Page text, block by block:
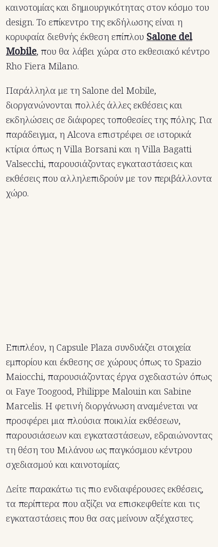
καινοτομίας και δημιουργικότητας στον κόσμο του
design. Το επίκεντρο της εκδήλωσης είναι η
κορυφαία διεθνής έκθεση επίπλου Salone del
Mobile, που θα λάβει χώρα στο εκθεσιακό κέντρο
Rho Fiera Milano. ​
Παράλληλα με τη Salone del Mobile,
διοργανώνονται πολλές άλλες εκθέσεις και
εκδηλώσεις σε διάφορες τοποθεσίες της πόλης. Για
παράδειγμα, η Alcova επιστρέφει σε ιστορικά
κτίρια όπως η Villa Borsani και η Villa Bagatti
Valsecchi, παρουσιάζοντας εγκαταστάσεις και
εκθέσεις που αλληλεπιδρούν με τον περιβάλλοντα
χώρο. ​
Επιπλέον, η Capsule Plaza συνδυάζει στοιχεία
εμπορίου και έκθεσης σε χώρους όπως το Spazio
Maiocchi, παρουσιάζοντας έργα σχεδιαστών όπως
οι Faye Toogood, Philippe Malouin και Sabine
Marcelis. ​Η φετινή διοργάνωση αναμένεται να
προσφέρει μια πλούσια ποικιλία εκθέσεων,
παρουσιάσεων και εγκαταστάσεων, εδραιώνοντας
τη θέση του Μιλάνου ως παγκόσμιου κέντρου
σχεδιασμού και καινοτομίας.
Δείτε παρακάτω τις πιο ενδιαφέρουσες εκθέσεις,
τα περίπτερα που αξίζει να επισκεφθείτε και τις
εγκαταστάσεις που θα σας μείνουν αξέχαστες.